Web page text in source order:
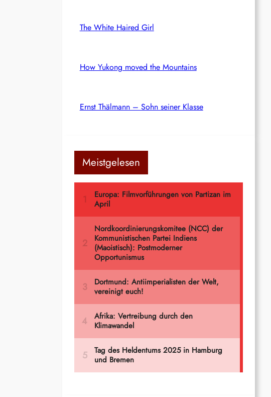
The White Haired Girl
How Yukong moved the Mountains
Ernst Thälmann – Sohn seiner Klasse
Meistgelesen